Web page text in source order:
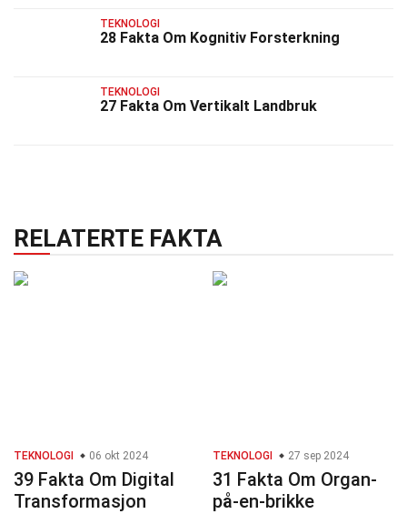
TEKNOLOGI
28 Fakta Om Kognitiv Forsterkning
TEKNOLOGI
27 Fakta Om Vertikalt Landbruk
RELATERTE FAKTA
TEKNOLOGI 06 okt 2024
39 Fakta Om Digital
Transformasjon
TEKNOLOGI 27 sep 2024
31 Fakta Om Organ-
på-en-brikke